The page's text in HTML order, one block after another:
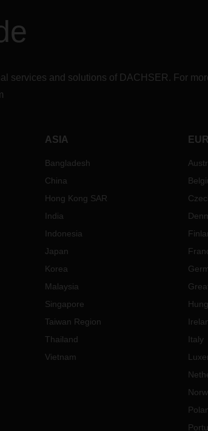
services and solutions of DACHSER. For
ASIA
Bangladesh
China
Hong Kong SAR
India
Indonesia
Japan
Korea
Malaysia
Singapore
Taiwan Region
Thailand
Vietnam
Italy